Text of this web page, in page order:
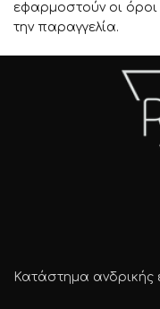
εφαρμοστούν οι
την παραγγελία.
Κατάστημα ανδρικής